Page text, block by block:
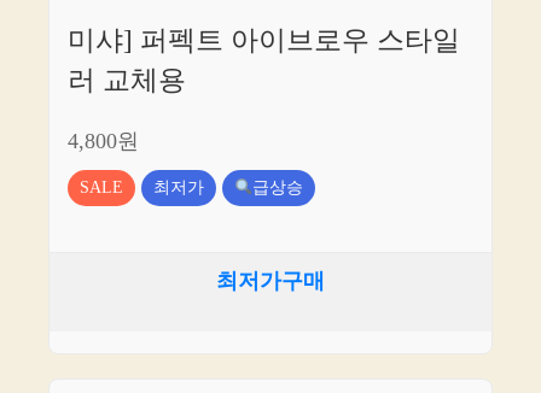
미샤] 퍼펙트 아이브로우 스타일
러 교체용
4,800원
SALE 최저가 급상승
최저가구매